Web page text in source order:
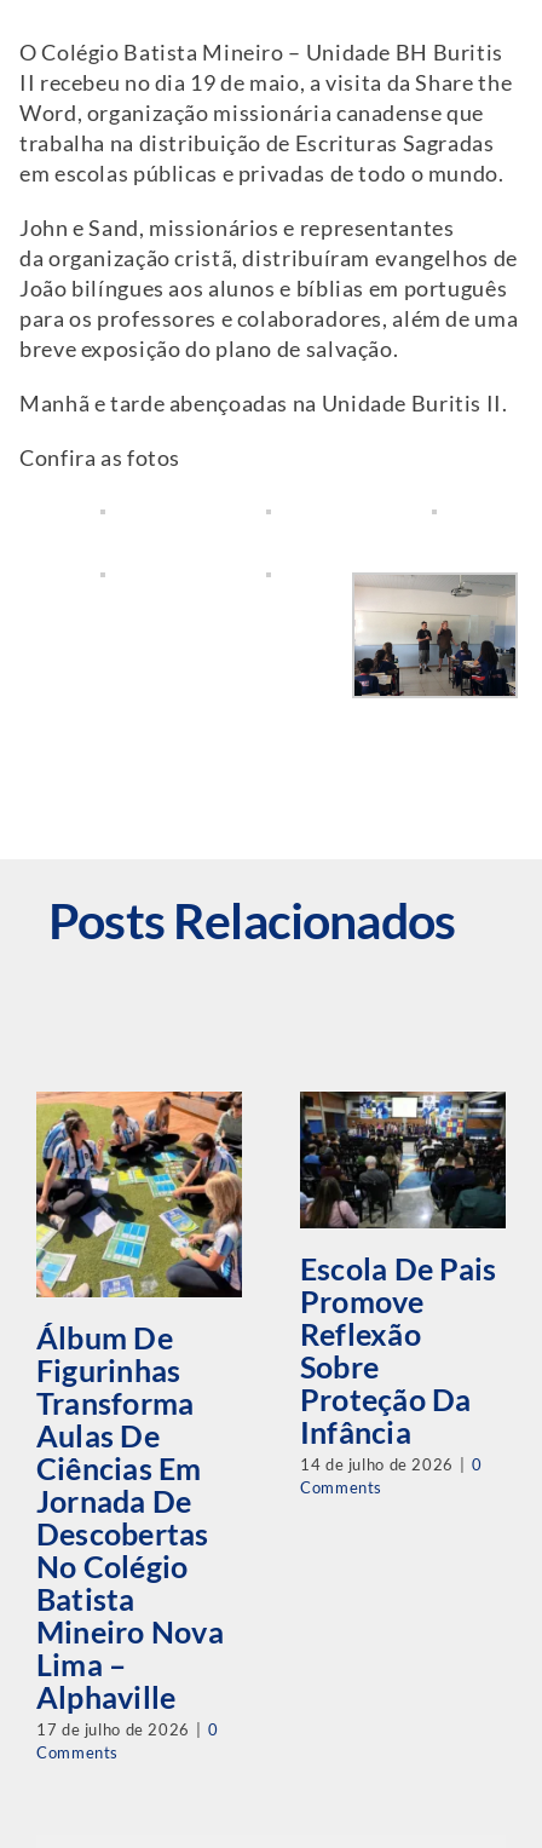
O Colégio Batista Mineiro – Unidade BH Buritis
II recebeu no dia 19 de maio, a visita da Share the
Word, organização missionária canadense que
trabalha na distribuição de Escrituras Sagradas
em escolas públicas e privadas de todo o mundo.
John e Sand, missionários e representantes
da organização cristã, distribuíram evangelhos de
João bilíngues aos alunos e bíblias em português
para os professores e colaboradores, além de uma
breve exposição do plano de salvação.
Manhã e tarde abençoadas na Unidade Buritis II.
Confira as fotos
Posts Relacionados
Álbum De
Figurinhas
Transforma
Aulas De
Ciências Em
Jornada De
Descobertas
No Colégio
Batista
Mineiro Nova
Lima –
Alphaville
17 de julho de 2026
0
Comments
Escola De Pais
Promove
Reflexão
Sobre
Proteção Da
Infância
14 de julho de 2026
0
Comments